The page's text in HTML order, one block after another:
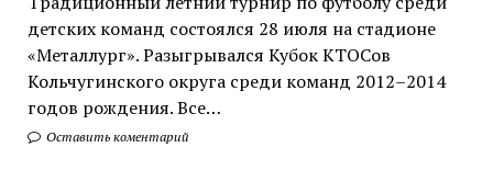
детских команд состоялся 28 июля на стадионе
«Металлург». Разыгрывался Кубок КТОСов
Кольчугинского округа среди команд 2012–2014
годов рождения. Все…
Оставить коментарий